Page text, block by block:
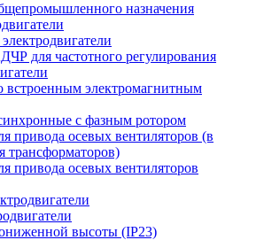
назначения
для частотного регулирования
встроенным электромагнитным
с фазным ротором
привода осевых вентиляторов (в
трансформаторов)
привода осевых вентиляторов
высоты (IP23)